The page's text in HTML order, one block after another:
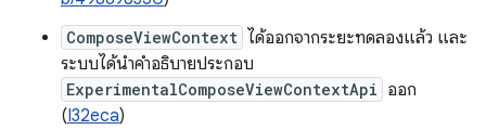
ComposeViewContext ได้ออกจากระยะทดลองแล้ว และ
ระบบได้นำคำอธิบายประกอบ
ExperimentalComposeViewContextApi ออก
(I32eca)